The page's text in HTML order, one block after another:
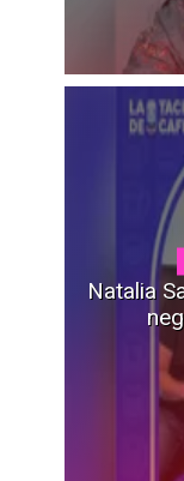
Natalia